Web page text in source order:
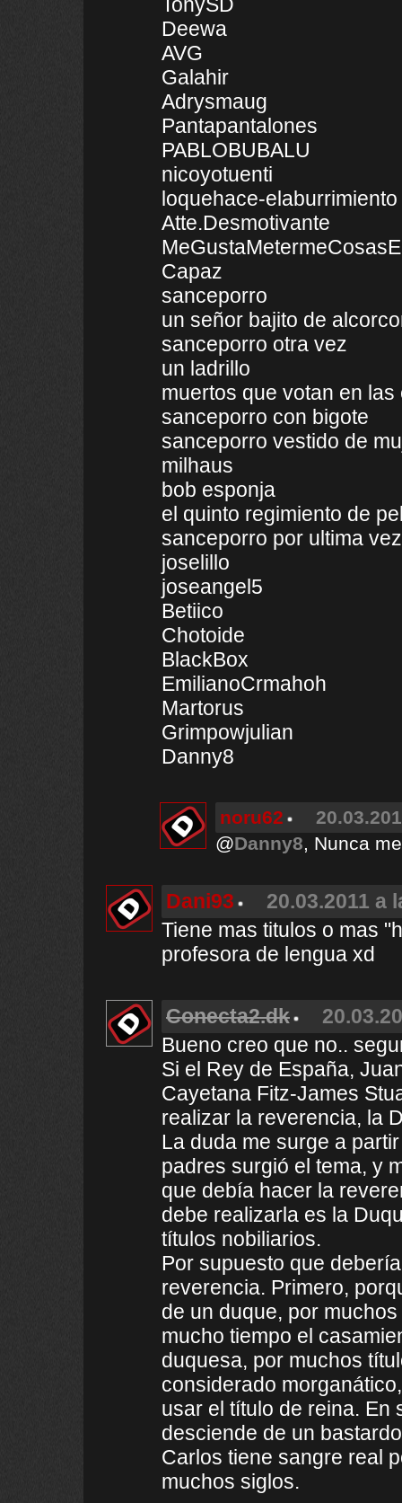
Deewa
AVG
Galahir
Adrysmaug
Pantapantalones
PABLOBUBALU
nicoyotuenti
loquehace-elaburrimiento
Atte.Desmotivante
Capaz
sanceporro
un señor bajito de
sanceporro otra vez
un ladrillo
muertos que votan en
sanceporro con bigote
sanceporro vestido de
milhaus
bob esponja
el quinto regimiento de
sanceporro por ultima vez
joselillo
joseangel5
Betiico
Chotoide
BlackBox
EmilianoCrmahoh
Martorus
Grimpowjulian
Danny8
noru62
@Danny8, Nunca
Dani93
20.03.2011 a
Tiene mas titulos o mas
profesora de lengua xd
Conecta2.dk
Bueno creo que no..
Si el Rey de España,
Cayetana Fitz-James
realizar la reverencia, la
La duda me surge a
padres surgió el tema, y
que debía hacer la
debe realizarla es la
títulos nobiliarios.
Por supuesto que
reverencia. Primero,
de un duque, por
mucho tiempo el
duquesa, por muchos
considerado
usar el título de reina. En
desciende de un
Carlos tiene sangre real
muchos siglos.